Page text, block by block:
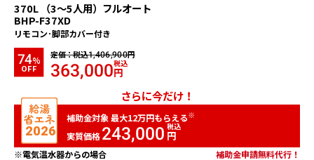
370L （3～5人用）フルオート
BHP-F37XD
リモコン･脚部カバー付き
74%
OFF
定価：税込1,406,900円
363,000税込
円
さらに今だけ！
補助金対象 最大12万円もらえる※
実質価格243,000 税込
円
※電気温水器からの場合 補助金申請無料代行！